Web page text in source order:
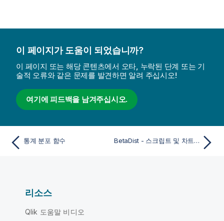
이 페이지가 도움이 되었습니까?
이 페이지 또는 해당 콘텐츠에서 오타, 누락된 단계 또는 기
술적 오류와 같은 문제를 발견하면 알려 주십시오!
여기에 피드백을 남겨주십시오.
통계 분포 함수 BetaDist - 스크립트 및 차트 함수
리소스
Qlik 도움말 비디오